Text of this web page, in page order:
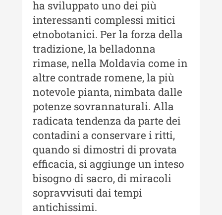
Anuarul Muzeului Etnografic al
Moldovei
Anuarul Muzeului Etnografic al
Moldovei - XXII / 2022
Anuarul Muzeului Etnografic al
Moldovei - XXI / 2021
Anuarul Muzeului Etnografic al
Moldovei - XX / 2020
Indexul Complet
Buletinul Muzeului Științei și
Tehnicii ”Ștefan Procopiu”
Buletinul Muzeului Științei și
Tehnicii ”Ștefan Procopiu” - An
ha sviluppato uno dei più
interessanti complessi mitici
etnobotanici. Per la forza della
tradizione, la belladonna
rimase, nella Moldavia come in
altre contrade romene, la più
notevole pianta, nimbata dalle
potenze sovrannaturali. Alla
radicata tendenza da parte dei
contadini a conservare i ritti,
quando si dimostri di provata
efficacia, si aggiunge un inteso
bisogno di sacro, di miracoli
sopravvisuti dai tempi
antichissimi.